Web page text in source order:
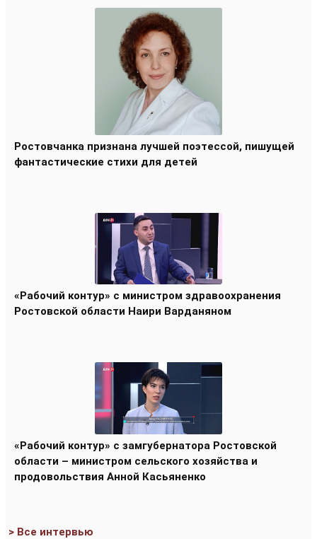
Ростовчанка признана лучшей поэтессой, пишущей
фантастические стихи для детей
«Рабочий контур» с министром здравоохранения
Ростовской области Наири Варданяном
«Рабочий контур» с замгубернатора Ростовской
области – министром сельского хозяйства и
продовольствия Анной Касьяненко
> Все интервью